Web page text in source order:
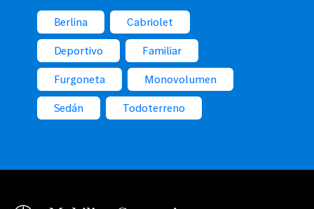
Berlina Cabriolet
Deportivo Familiar
Furgoneta Monovolumen
Sedán Todoterreno